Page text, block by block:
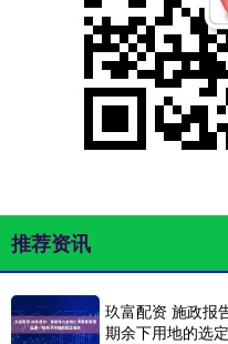
推荐资讯
玖富配资 施政报
期余下用地的选